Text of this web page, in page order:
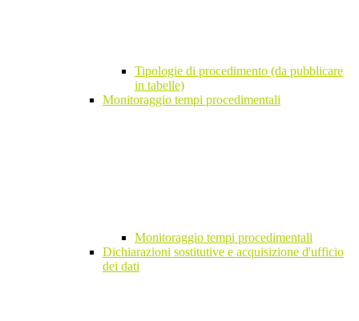
Tipologie di procedimento (da pubblicare
in tabelle)
Monitoraggio tempi procedimentali
Monitoraggio tempi procedimentali
Dichiarazioni sostitutive e acquisizione d'ufficio
dei dati